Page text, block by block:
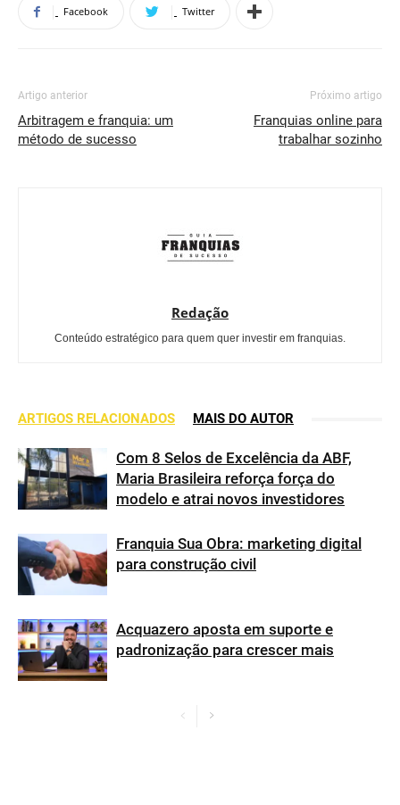
Facebook Twitter
Artigo anterior
Arbitragem e franquia: um
método de sucesso
Próximo artigo
Franquias online para
trabalhar sozinho
Redação
Conteúdo estratégico para quem quer investir em franquias.
ARTIGOS RELACIONADOS MAIS DO AUTOR
Com 8 Selos de Excelência da ABF,
Maria Brasileira reforça força do
modelo e atrai novos investidores
Franquia Sua Obra: marketing digital
para construção civil
Acquazero aposta em suporte e
padronização para crescer mais